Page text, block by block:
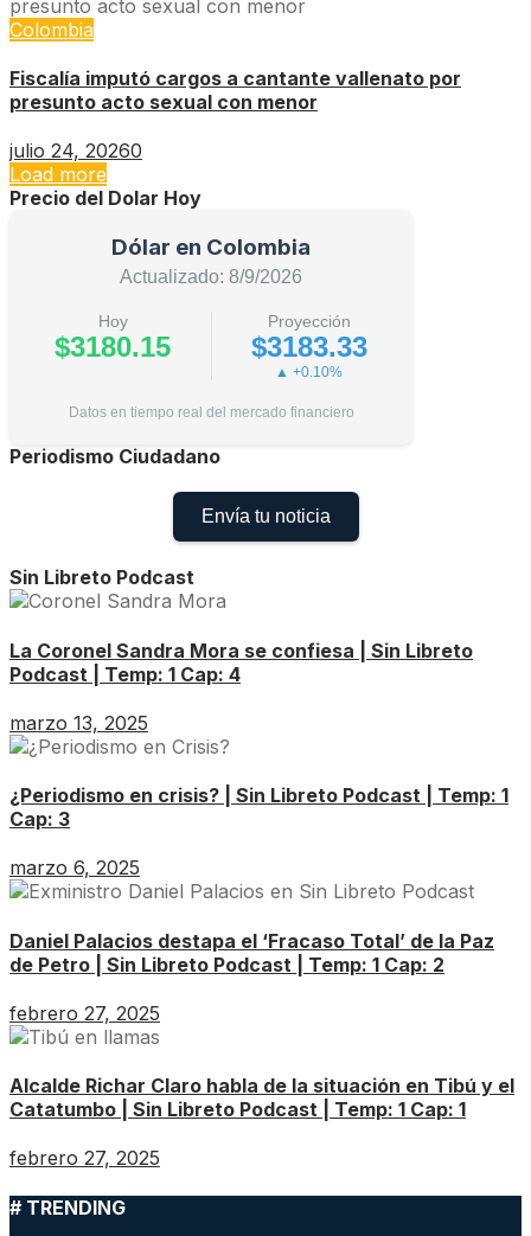
Colombia
Fiscalía imputó cargos a cantante vallenato por
presunto acto sexual con menor
julio 24, 20260
Load more
Precio del Dolar Hoy
Dólar en Colombia
Actualizado: 8/9/2026
Hoy
$3180.15
Proyección
$3183.33
▲ +0.10%
Datos en tiempo real del mercado financiero
Periodismo Ciudadano
Envía tu noticia
Sin Libreto Podcast
La Coronel Sandra Mora se confiesa | Sin Libreto
Podcast | Temp: 1 Cap: 4
marzo 13, 2025
¿Periodismo en crisis? | Sin Libreto Podcast | Temp: 1
Cap: 3
marzo 6, 2025
Daniel Palacios destapa el ‘Fracaso Total’ de la Paz
de Petro | Sin Libreto Podcast | Temp: 1 Cap: 2
febrero 27, 2025
Alcalde Richar Claro habla de la situación en Tibú y el
Catatumbo | Sin Libreto Podcast | Temp: 1 Cap: 1
febrero 27, 2025
# TRENDING